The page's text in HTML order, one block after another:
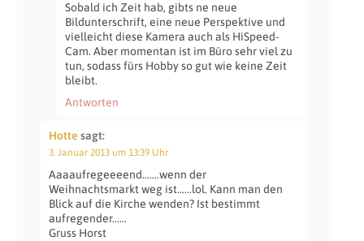
Sobald ich Zeit hab, gibts ne neue
Bildunterschrift, eine neue Perspektive und
vielleicht diese Kamera auch als HiSpeed-
Cam. Aber momentan ist im Büro sehr viel zu
tun, sodass fürs Hobby so gut wie keine Zeit
bleibt.
Antworten
Hotte sagt:
3. Januar 2013 um 13:39 Uhr
Aaaaufregeeeend…….wenn der
Weihnachtsmarkt weg ist……lol. Kann man den
Blick auf die Kirche wenden? Ist bestimmt
aufregender……
Gruss Horst